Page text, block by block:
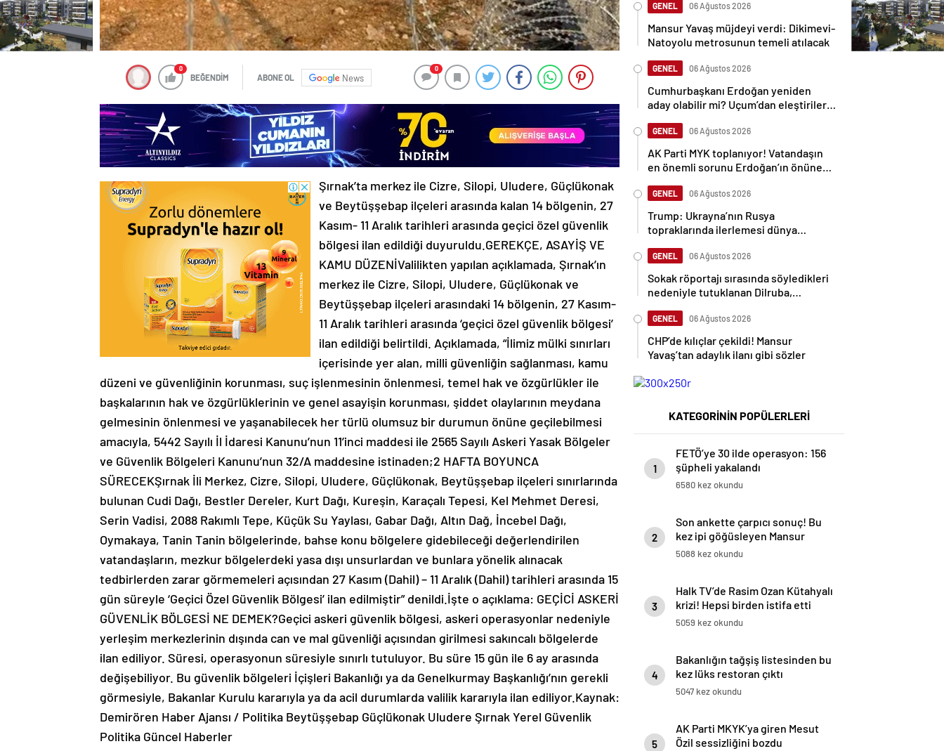
0
BEĞENDİM ABONE OL News
0
Şırnak’ta merkez ile Cizre, Silopi, Uludere, Güçlükonak
ve Beytüşşebap ilçeleri arasında kalan 14 bölgenin, 27
Kasım- 11 Aralık tarihleri arasında geçici özel güvenlik
bölgesi ilan edildiği duyuruldu.GEREKÇE, ASAYİŞ VE
KAMU DÜZENİValilikten yapılan açıklamada, Şırnak’ın
merkez ile Cizre, Silopi, Uludere, Güçlükonak ve
Beytüşşebap ilçeleri arasındaki 14 bölgenin, 27 Kasım-
11 Aralık tarihleri arasında ‘geçici özel güvenlik bölgesi’
ilan edildiği belirtildi. Açıklamada, “İlimiz mülki sınırları
içerisinde yer alan, milli güvenliğin sağlanması, kamu
düzeni ve güvenliğinin korunması, suç işlenmesinin önlenmesi, temel hak ve özgürlükler ile
başkalarının hak ve özgürlüklerinin ve genel asayişin korunması, şiddet olaylarının meydana
gelmesinin önlenmesi ve yaşanabilecek her türlü olumsuz bir durumun önüne geçilebilmesi
amacıyla, 5442 Sayılı İl İdaresi Kanunu’nun 11’inci maddesi ile 2565 Sayılı Askeri Yasak Bölgeler
ve Güvenlik Bölgeleri Kanunu’nun 32/A maddesine istinaden;2 HAFTA BOYUNCA
SÜRECEKŞırnak İli Merkez, Cizre, Silopi, Uludere, Güçlükonak, Beytüşşebap ilçeleri sınırlarında
bulunan Cudi Dağı, Bestler Dereler, Kurt Dağı, Kureşin, Karaçalı Tepesi, Kel Mehmet Deresi,
Serin Vadisi, 2088 Rakımlı Tepe, Küçük Su Yaylası, Gabar Dağı, Altın Dağ, İncebel Dağı,
Oymakaya, Tanin Tanin bölgelerinde, bahse konu bölgelere gidebileceği değerlendirilen
vatandaşların, mezkur bölgelerdeki yasa dışı unsurlardan ve bunlara yönelik alınacak
tedbirlerden zarar görmemeleri açısından 27 Kasım (Dahil) – 11 Aralık (Dahil) tarihleri arasında 15
gün süreyle ‘Geçici Özel Güvenlik Bölgesi’ ilan edilmiştir” denildi.İşte o açıklama: GEÇİCİ ASKERİ
GÜVENLİK BÖLGESİ NE DEMEK?Geçici askeri güvenlik bölgesi, askeri operasyonlar nedeniyle
yerleşim merkezlerinin dışında can ve mal güvenliği açısından girilmesi sakıncalı bölgelerde
ilan ediliyor. Süresi, operasyonun süresiyle sınırlı tutuluyor. Bu süre 15 gün ile 6 ay arasında
değişebiliyor. Bu güvenlik bölgeleri İçişleri Bakanlığı ya da Genelkurmay Başkanlığı’nın gerekli
görmesiyle, Bakanlar Kurulu kararıyla ya da acil durumlarda valilik kararıyla ilan ediliyor.Kaynak:
Demirören Haber Ajansı / Politika Beytüşşebap Güçlükonak Uludere Şırnak Yerel Güvenlik
Politika Güncel Haberler
GENEL 06 Ağustos 2026
Mansur Yavaş müjdeyi verdi: Dikimevi-
Natoyolu metrosunun temeli atılacak
GENEL 06 Ağustos 2026
Cumhurbaşkanı Erdoğan yeniden
aday olabilir mi? Uçum’dan eleştirilere
GENEL 06 Ağustos 2026
AK Parti MYK toplanıyor! Vatandaşın
en önemli sorunu Erdoğan’ın önüne
GENEL 06 Ağustos 2026
Trump: Ukrayna’nın Rusya
topraklarında ilerlemesi dünya
GENEL 06 Ağustos 2026
Sokak röportajı sırasında söyledikleri
nedeniyle tutuklanan Dilruba,
GENEL 06 Ağustos 2026
CHP’de kılıçlar çekildi! Mansur
Yavaş’tan adaylık ilanı gibi sözler
KATEGORİNİN POPÜLERLERİ
1
FETÖ’ye 30 ilde operasyon: 156
şüpheli yakalandı
6580 kez okundu
2
Son ankette çarpıcı sonuç! Bu
kez ipi göğüsleyen Mansur
Yavaş oldu
5088 kez okundu
3
Halk TV’de Rasim Ozan Kütahyalı
krizi! Hepsi birden istifa etti
5059 kez okundu
4
Bakanlığın tağşiş listesinden bu
kez lüks restoran çıktı
5047 kez okundu
5
AK Parti MKYK’ya giren Mesut
Özil sessizliğini bozdu